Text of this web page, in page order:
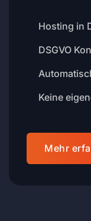
Hosting in
DSGVO
Keine
Mehr